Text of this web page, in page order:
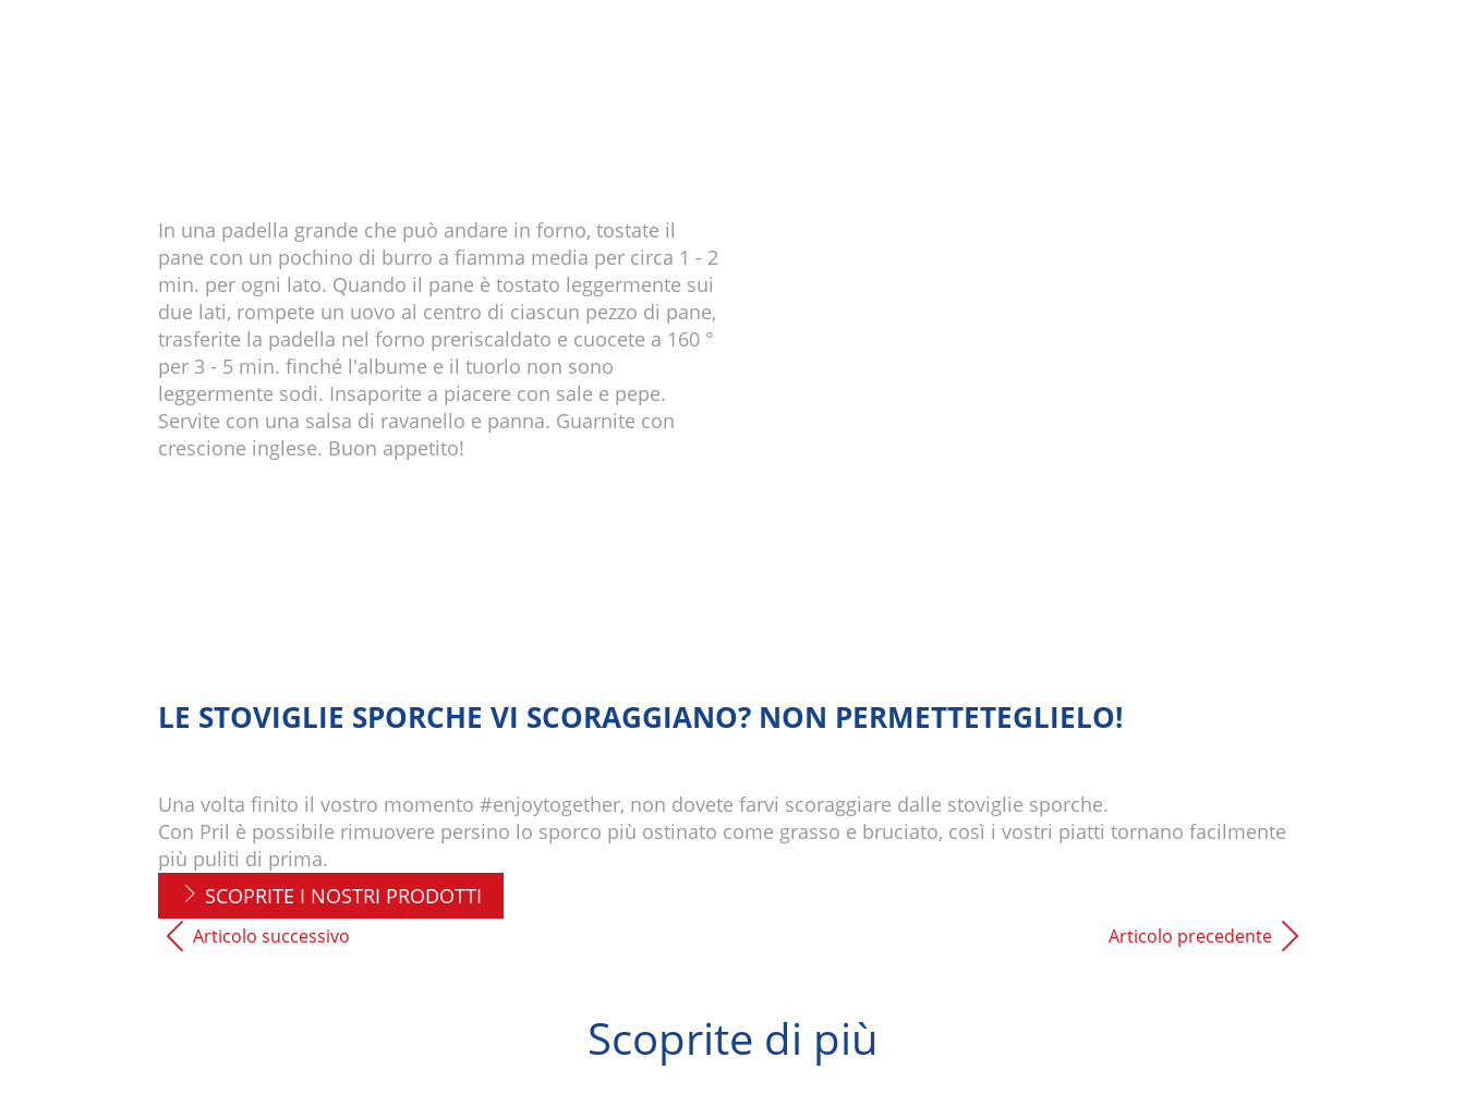
In una padella grande che può andare in forno, tostate il
pane con un pochino di burro a fiamma media per circa 1 - 2
min. per ogni lato. Quando il pane è tostato leggermente sui
due lati, rompete un uovo al centro di ciascun pezzo di pane,
trasferite la padella nel forno preriscaldato e cuocete a 160 °
per 3 - 5 min. finché l'albume e il tuorlo non sono
leggermente sodi. Insaporite a piacere con sale e pepe.
Servite con una salsa di ravanello e panna. Guarnite con
crescione inglese. Buon appetito!
LE STOVIGLIE SPORCHE VI SCORAGGIANO? NON PERMETTETEGLIELO!
Una volta finito il vostro momento #enjoytogether, non dovete farvi scoraggiare dalle stoviglie sporche.
Con Pril è possibile rimuovere persino lo sporco più ostinato come grasso e bruciato, così i vostri piatti tornano facilmente
più puliti di prima.
SCOPRITE I NOSTRI PRODOTTI
Articolo successivo Articolo precedente
Scoprite di più